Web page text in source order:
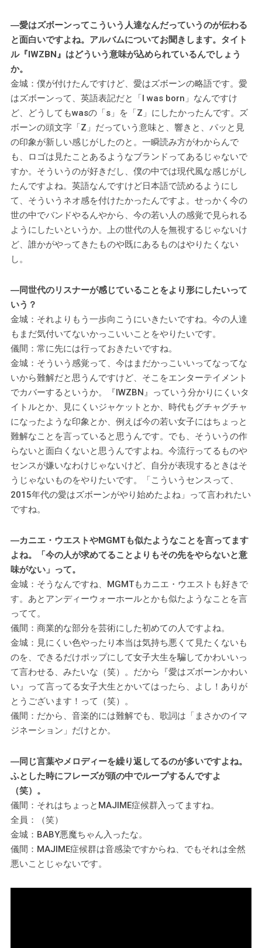
―愛はズボーンってこういう人達なんだっていうのが伝わる
と面白いですよね。アルバムについてお聞きします。タイト
ル『IWZBN』はどういう意味が込められているんでしょう
か。
金城：僕が付けたんですけど、愛はズボーンの略語です。愛
はズボーンって、英語表記だと「I was born」なんですけ
ど、どうしてもwasの「s」を「Z」にしたかったんです。ズ
ボーンの頭文字「Z」だっていう意味と、響きと、パッと見
の印象が新しい感じがしたのと。一瞬読み方がわからんで
も、ロゴは見たことあるようなブランドってあるじゃないで
すか。そういうのが好きだし、僕の中では現代風な感じがし
たんですよね。英語なんですけど日本語で読めるようにし
て、そういうネオ感を付けたかったんですよ。せっかく今の
世の中でバンドやるんやから、今の若い人の感覚で見られる
ようにしたいというか。上の世代の人を無視するじゃないけ
ど、誰かがやってきたものや既にあるものはやりたくない
し。
―同世代のリスナーが感じていることをより形にしたいって
いう？
金城：それよりもう一歩向こうにいきたいですね。今の人達
もまだ気付いてないかっこいいことをやりたいです。
儀間：常に先には行っておきたいですね。
金城：そういう感覚って、今はまだかっこいいってなってな
いから難解だと思うんですけど、そこをエンターテイメント
でカバーするというか。『IWZBN』っていう分かりにくいタ
イトルとか、見にくいジャケットとか、時代もグチャグチャ
になったような印象とか、例えば今の若い女子にはちょっと
難解なことを言っていると思うんです。でも、そういうの作
らないと面白くないと思うんですよね。今流行ってるものや
センスが嫌いなわけじゃないけど、自分が表現するときはそ
うじゃないものをやりたいです。「こういうセンスって、
2015年代の愛はズボーンがやり始めたよね」って言われたい
ですね。
―カニエ・ウエストやMGMTも似たようなことを言ってます
よね。「今の人が求めてることよりもその先をやらないと意
味がない」って。
金城：そうなんですね、MGMTもカニエ・ウエストも好きで
す。あとアンディーウォーホールとかも似たようなことを言
ってて。
儀間：商業的な部分を芸術にした初めての人ですよね。
金城：見にくい色やったり本当は気持ち悪くて見たくないも
のを、できるだけポップにして女子大生を騙してかわいいっ
て言わせる、みたいな（笑）。だから『愛はズボーンかわい
い』って言ってる女子大生とかいてはったら、よし！ありが
とうございます！って（笑）。
儀間：だから、音楽的には難解でも、歌詞は「まさかのイマ
ジネーション」だけとか。
―同じ言葉やメロディーを繰り返してるのが多いですよね。
ふとした時にフレーズが頭の中でループするんですよ
（笑）。
儀間：それはちょっとMAJIME症候群入ってますね。
全員：（笑）
金城：BABY悪魔ちゃん入ったな。
儀間：MAJIME症候群は音感染ですからね、でもそれは全然
悪いことじゃないです。